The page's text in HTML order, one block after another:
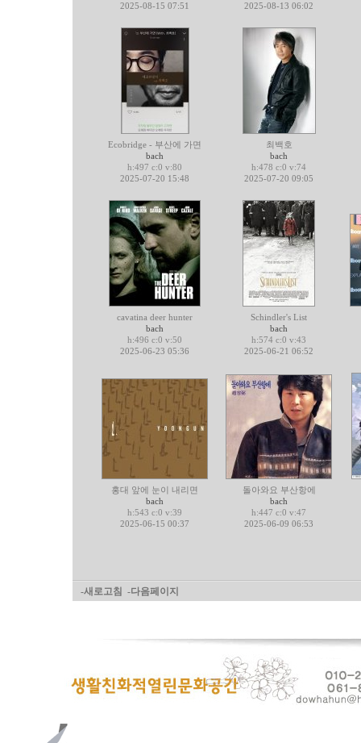
2025-08-15 07:51
2025-08-13 06:02
Ecobridge - 부산에 가면
bach
h:497 c:0 v:80
2025-07-20 15:48
최백호
bach
h:478 c:0 v:74
2025-07-20 09:05
cavatina deer hunter
bach
h:496 c:0 v:50
2025-06-23 05:36
Schindler's List
bach
h:574 c:0 v:43
2025-06-21 06:52
홍대 앞에 눈이 내리면
bach
h:543 c:0 v:39
2025-06-15 00:37
돌아와요 부산항에
bach
h:447 c:0 v:47
2025-06-09 06:53
-새로고침 -다음페이지